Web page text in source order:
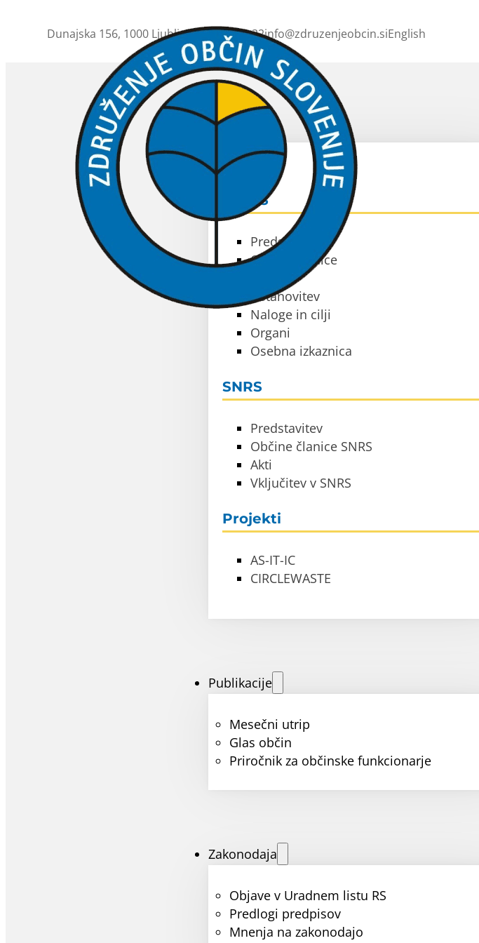
Dunajska 156, 1000 Ljubljana01 230 63 32info@zdruzenjeobcin.siEnglish
ZOS
O ZOS
Predstavitev
Občine članice
Ustanovitev
Naloge in cilji
Organi
Osebna izkaznica
SNRS
Predstavitev
Občine članice SNRS
Akti
Vključitev v SNRS
Projekti
AS-IT-IC
CIRCLEWASTE
Publikacije
Mesečni utrip
Glas občin
Priročnik za občinske funkcionarje
Zakonodaja
Objave v Uradnem listu RS
Predlogi predpisov
Mnenja na zakonodajo